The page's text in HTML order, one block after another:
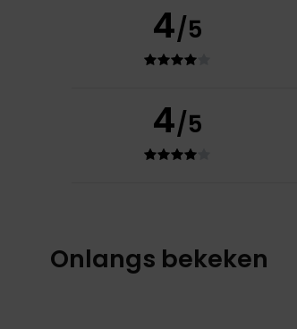
4/5
4/5
Onlangs bekeken